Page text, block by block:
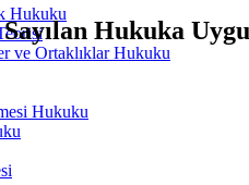
Hukuku
ve Ortaklıklar Hukuku
Hukuku
Hukuka